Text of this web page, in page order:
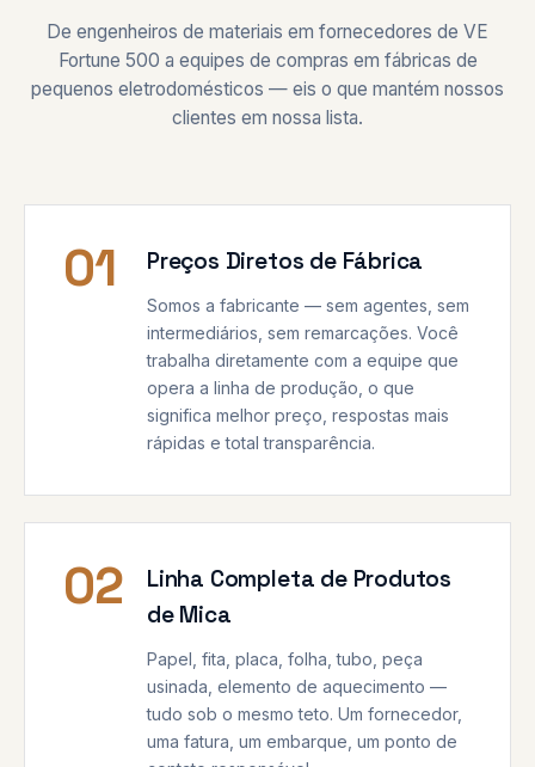
De engenheiros de materiais em fornecedores de VE
Fortune 500 a equipes de compras em fábricas de
pequenos eletrodomésticos — eis o que mantém nossos
clientes em nossa lista.
01 Preços Diretos de Fábrica
Somos a fabricante — sem agentes, sem
intermediários, sem remarcações. Você
trabalha diretamente com a equipe que
opera a linha de produção, o que
significa melhor preço, respostas mais
rápidas e total transparência.
02
Linha Completa de Produtos
de Mica
Papel, fita, placa, folha, tubo, peça
usinada, elemento de aquecimento —
tudo sob o mesmo teto. Um fornecedor,
uma fatura, um embarque, um ponto de